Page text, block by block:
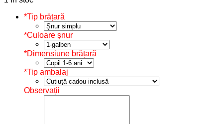
*Tip brățară
*Culoare șnur
*Dimensiune brățară
*Tip ambalaj
Observații